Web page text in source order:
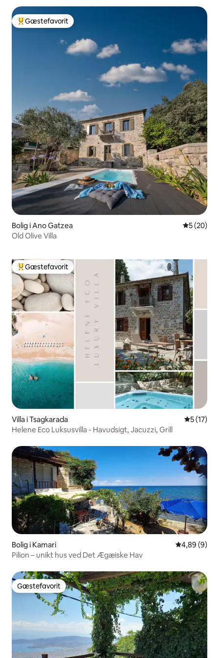
Bedste gæstefavorit
Gæstefavorit
Bolig i Ano Gatzea 5 ud af 5 i
5 (20)
Old Olive Villa
Bedste gæstefavorit
Gæstefavorit
Villa i Tsagkarada 5 ud af 5
5 (17)
Helene Eco Luksusvilla - Havudsigt, Jacuzzi, Grill
Bolig i Kamari 4,89 ud af 5
4,89 (9)
Pilion – unikt hus ved Det Ægæiske Hav
Gæstefavorit
Gæstefavorit